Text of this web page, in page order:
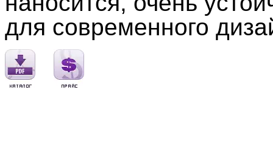
для современного